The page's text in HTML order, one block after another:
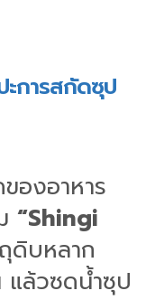
ะการสกัดซุป
องอาหาร
“Shingi
ดิบหลาก
แล้วซดน้ำซุป